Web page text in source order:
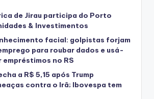
de Jirau participa do Porto
& Investimentos
facial: golpistas forjam
para roubar dados e usá-
no RS
a R$ 5,15 após Trump
contra o Irã; Ibovespa tem